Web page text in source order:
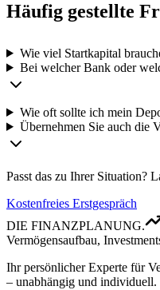
Häufig gestellte
Wie viel Startkapital
Bei welcher Bank oder
Wie oft sollte ich mein
Übernehmen Sie auch die
Passt das zu Ihrer Situation?
Kostenfreies Erstgespräch
DIE FINANZPLANUNG.
Vermögensaufbau,
Ihr persönlicher Experte für
– unabhängig und individuell.